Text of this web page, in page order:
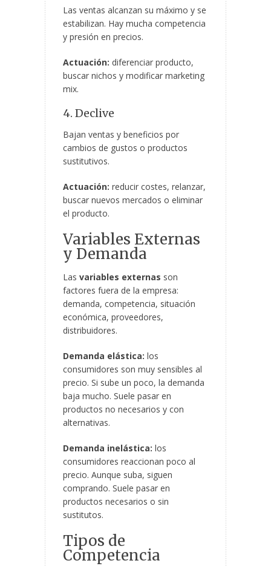
Las ventas alcanzan su máximo y se
estabilizan. Hay mucha competencia
y presión en precios.
Actuación: diferenciar producto,
buscar nichos y modificar marketing
mix.
4. Declive
Bajan ventas y beneficios por
cambios de gustos o productos
sustitutivos.
Actuación: reducir costes, relanzar,
buscar nuevos mercados o eliminar
el producto.
Variables Externas
y Demanda
Las variables externas son
factores fuera de la empresa:
demanda, competencia, situación
económica, proveedores,
distribuidores.
Demanda elástica: los
consumidores son muy sensibles al
precio. Si sube un poco, la demanda
baja mucho. Suele pasar en
productos no necesarios y con
alternativas.
Demanda inelástica: los
consumidores reaccionan poco al
precio. Aunque suba, siguen
comprando. Suele pasar en
productos necesarios o sin
sustitutos.
Tipos de
Competencia